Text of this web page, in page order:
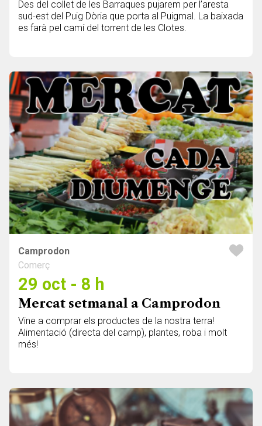
Des del collet de les Barraques pujarem per l’aresta
sud-est del Puig Dòria que porta al Puigmal. La baixada
es farà pel camí del torrent de les Clotes.
Camprodon
Comerç
29 oct - 8 h
Mercat setmanal a Camprodon
Vine a comprar els productes de la nostra terra!
Alimentació (directa del camp), plantes, roba i molt
més!